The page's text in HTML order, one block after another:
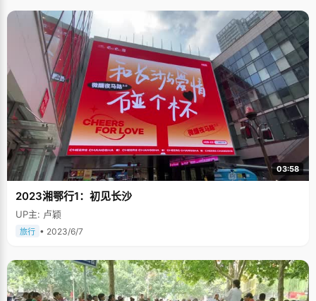
03:58
2023湘鄂行1：初见长沙
UP主: 卢颖
旅行 • 2023/6/7